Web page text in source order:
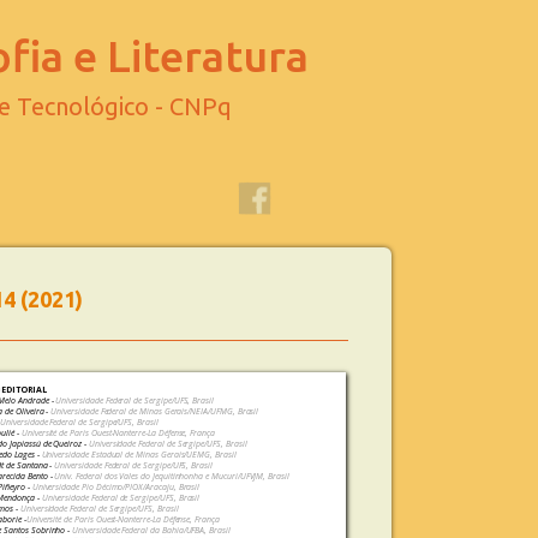
e Literatura
Tecnológico - CNPq
(2021)
Andrade -Universidade Federal de Sergipe/UFS, Brasil
de Oliveira -Universidade Federal de Minas Gerais/NEIA/UFMG, Brasil
Universidade Federal de Sergipe/UFS, Brasil
- Université de Paris Ouest-Nanterre-La Défense, França
Japiassú de Queiroz - Universidade Federal de Sergipe/UFS, Brasil
Lages - Universidade Estadual de Minas Gerais/UEMG, Brasil
de Santana -Universidade Federal de Sergipe/UFS, Brasil
Bento -Univ. Federal dos Vales do Jequitinhonha e Mucuri/UFVJM, Brasil
- Universidade Pio Décimo/PIOX/Aracaju, Brasil
- Universidade Federal de Sergipe/UFS, Brasil
- Universidade Federal de Sergipe/UFS, Brasil
-Université de Paris Ouest-Nanterre-La Défense, França
Santos Sobrinho -Universidade Federal da Bahia/UFBA, Brasil